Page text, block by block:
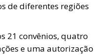
de diferentes regiões
21 convênios, quatro
e uma autorização